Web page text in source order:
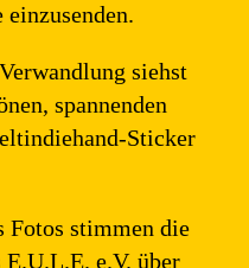
siehst
spannenden
Sticker
Fotos stimmen die
E.U.L.E. e.V. über